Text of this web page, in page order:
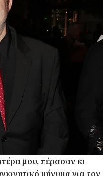
μου, πέρασαν κι
μήνυμα για τον